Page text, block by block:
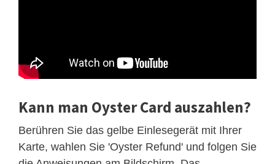
Kann man Oyster Card auszahlen?
Berühren Sie das gelbe Einlesegerät mit Ihrer
Karte, wahlen Sie 'Oyster Refund' und folgen Sie